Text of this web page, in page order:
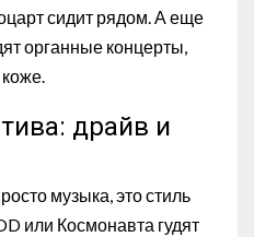
сидит рядом. А еще
органные концерты,
драйв и
музыка, это стиль
или Космонавта гудят